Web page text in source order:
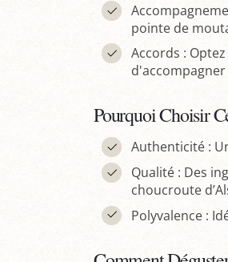
pointe de
Accords :
d'accompagner
Pourquoi Choisir
Authenticité :
Qualité : Des
choucroute
Polyvalence :